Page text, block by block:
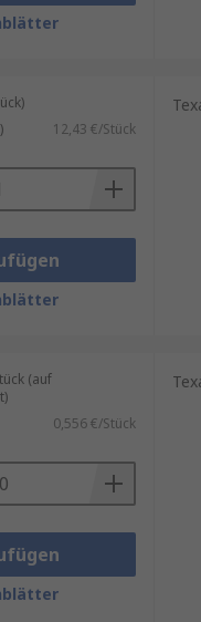
12,43 €/Stück
(auf
0,556 €/Stück